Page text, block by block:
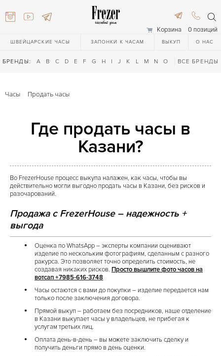
Корзина 0 позиций
ШВЕЙЦАРСКИЕ ЧАСЫ ЗАПОНКИ К ЧАСАМ ВЫКУП О НАС
БРЕНДЫ: A B C D E F G H I J K L M N O Q R S T
ВСЕ БРЕНДЫ
3748
Часы Продать часы
Где продать часы в
Казани?
Во FrezerHouse процесс выкупа налажен, как часы, чтобы вы
действительно могли выгодно продать часы в Казани, без рисков и
разочарований.
Продажа с FrezerHouse – надежность +
выгода
Оценка по WhatsApp – эксперты компании оценивают
изделие по нескольким фотографиям, сделанным с разного
ракурса. Это позволяет точно определить стоимость, не
создавая никаких рисков. Просто вышлите фото часов на
вотсап +7985-616-3748
Часы остаются с вами до покупки – изделие передается нам
только после заключения договора.
Прямой выкуп – работаем без посредников, наше отделение
в Казани выкупает часы у владельцев, не прибегая к
услугам третьих лиц.
Оплата день-в-день – вы можете заключить сделку и
получить деньги прямо в день оценки.